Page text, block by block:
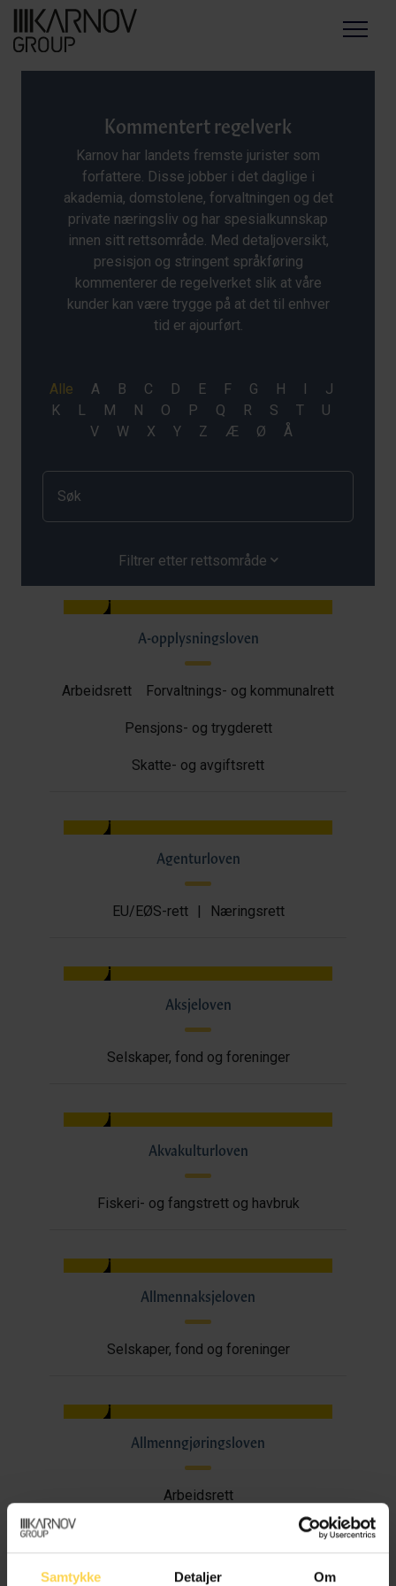
Samtykke Detaljer Om
Menu
Kommentert regelverk
Karnov har landets fremste jurister som
forfattere. Disse jobber i det daglige i
akademia, domstolene, forvaltningen og det
private næringsliv og har spesialkunnskap
innen sitt rettsområde. Med detaljoversikt,
presisjon og stringent språkføring
kommenterer de regelverket slik at våre
kunder kan være trygge på at det til enhver
tid er ajourført.
Filtrer etter rettsområde
A-opplysningsloven
Arbeidsrett Forvaltnings- og kommunalrett
Pensjons- og trygderett
Skatte- og avgiftsrett
Agenturloven
EU/EØS-rett | Næringsrett
Aksjeloven
Selskaper, fond og foreninger
Akvakulturloven
Fiskeri- og fangstrett og havbruk
Allmennaksjeloven
Selskaper, fond og foreninger
Allmenngjøringsloven
Arbeidsrett